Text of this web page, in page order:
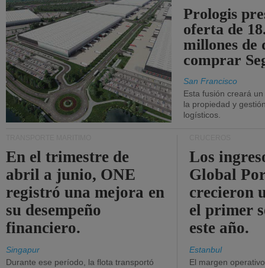
Prologis
oferta de
millones de
comprar
San Francisco
Esta fusión creará
la propiedad y
logísticos.
En el trimestre de
abril a junio, ONE
registró una mejora en
su desempeño
financiero.
Singapur
Durante ese período, la flota transportó
Los
Global
crecieron
el primer
este año.
Estanbul
El margen